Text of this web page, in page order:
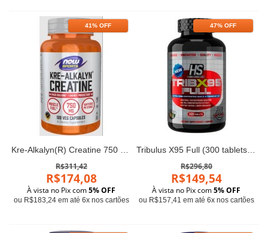
41% OFF
Kre-Alkalyn(R) Creatine 750 mg 120 caps Now foods
R$311,42
R$174,08
À vista no Pix com5% OFF
ou R$183,24 em até 6x nos cartões
47% OFF
Tribulus X95 Full (300 tablets) - HS
R$296,80
R$149,54
À vista no Pix com5% OFF
ou R$157,41 em até 6x nos cartões